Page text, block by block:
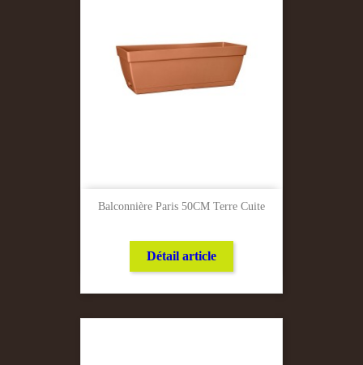
Balconnière Paris 50CM Terre Cuite
Détail article